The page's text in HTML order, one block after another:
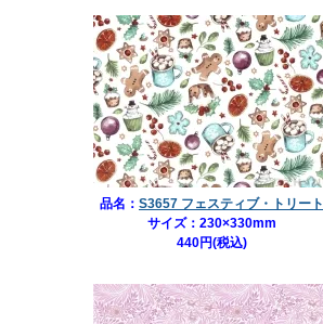
品名： S3657 フェスティブ・トリート
サイズ：230×330mm
440円(税込)